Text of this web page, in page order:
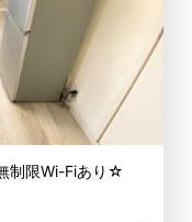
制限Wi-Fiあり☆